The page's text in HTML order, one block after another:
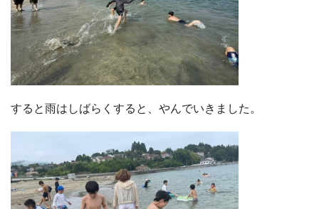
すると雨はしばらくすると、やんでいきました。